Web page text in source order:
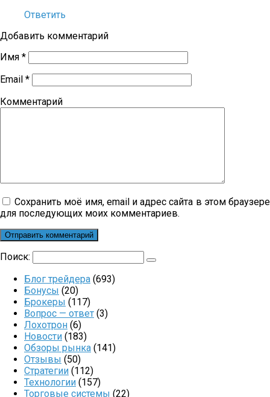
Ответить
Добавить комментарий
Имя *
Email *
Комментарий
Сохранить моё имя, email и адрес сайта в этом браузере
для последующих моих комментариев.
Поиск:
Блог трейдера (693)
Бонусы (20)
Брокеры (117)
Вопрос — ответ (3)
Лохотрон (6)
Новости (183)
Обзоры рынка (141)
Отзывы (50)
Стратегии (112)
Технологии (157)
Торговые системы (22)